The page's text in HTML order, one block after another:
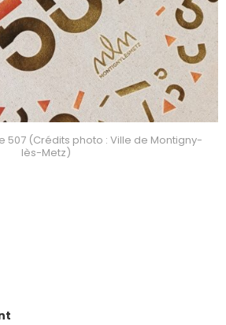
507 (Crédits photo : Ville de Montigny-
lès-Metz)